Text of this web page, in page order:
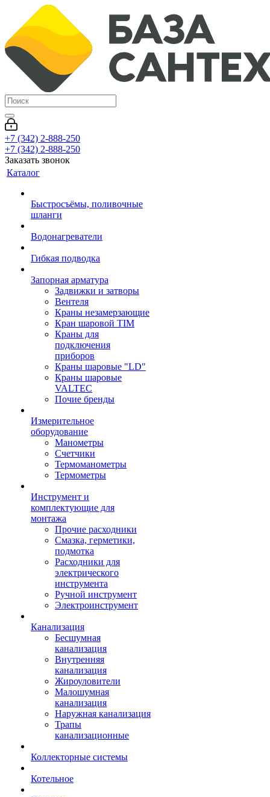
+7 (342) 2-888-250
+7 (342) 2-888-250
Заказать звонок
Каталог
Быстросъёмы, поливочные
шланги
Водонагреватели
Гибкая подводка
Запорная арматура
Задвижки и затворы
Вентеля
Краны незамерзающие
Кран шаровой TIM
Краны для
подключения
приборов
Краны шаровые "LD"
Краны шаровые
VALTEC
Почие бренды
Измерительное
оборудование
Манометры
Счетчики
Термоманометры
Термометры
Инструмент и
комплектующие для
монтажа
Прочие расходники
Смазка, герметики,
подмотка
Расходники для
электрического
инструмента
Ручной инструмент
Электроинструмент
Канализация
Бесшумная
канализация
Внутренняя
канализация
Жироуловители
Малошумная
канализация
Наружная канализация
Трапы
канализационные
Коллекторные системы
Котельное